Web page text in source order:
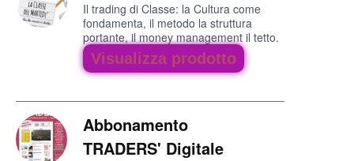
Il trading di Classe: la Cultura come
fondamenta, il metodo la struttura
portante, il money management il tetto.
Visualizza prodotto
Abbonamento
TRADERS' Digitale